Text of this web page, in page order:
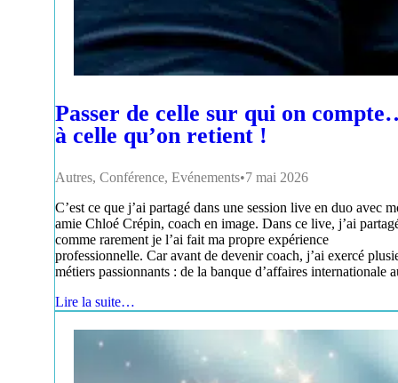
Passer de celle sur qui on
à celle qu’on retient !
Autres,Conférence,Evénements 7 mai 2026
C’est ce que j’ai partagé dans une session live en duo avec
amie Chloé Crépin, coach en image. Dans ce live, j’ai
comme rarement je l’ai fait ma propre expérience
professionnelle. Car avant de devenir coach, j’ai exercé
métiers passionnants : de la banque d’affaires internationale
Lire la suite…